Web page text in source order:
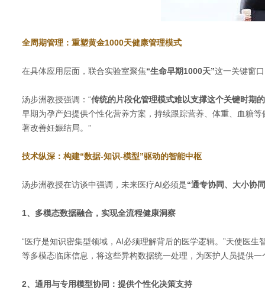
全周期管理：重塑黄金1000天健康管理模式
在具体应用层面，联合实验室聚焦“生命早期1000天”这一关键窗
汤步洲教授强调： “传统的片段化管理模式难以支撑这个关键时期
早期为孕产妇提供个性化营养方案，持续跟踪营养、体重、血糖
著改善妊娠结局。”
技术纵深：构建“数据-知识-模型”驱动的智能中枢
汤步洲教授在访谈中强调，未来医疗AI必须是“通专协同、大小协
1、多模态数据融合，实现全流程健康洞察
“医疗是知识密集型领域，AI必须理解背后的医学逻辑。”天使医生
等多模态临床信息，将这些异构数据统一处理，为医护人员提供一
2、通用与专用模型协同：提供个性化决策支持